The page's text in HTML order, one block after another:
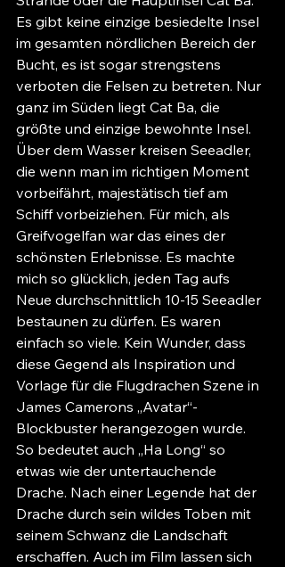
Es gibt keine einzige besiedelte Insel
im gesamten nördlichen Bereich der
Bucht, es ist sogar strengstens
verboten die Felsen zu betreten. Nur
ganz im Süden liegt Cat Ba, die
größte und einzige bewohnte Insel.
Über dem Wasser kreisen Seeadler,
die wenn man im richtigen Moment
vorbeifährt, majestätisch tief am
Schiff vorbeiziehen. Für mich, als
Greifvogelfan war das eines der
schönsten Erlebnisse. Es machte
mich so glücklich, jeden Tag aufs
Neue durchschnittlich 10-15 Seeadler
bestaunen zu dürfen. Es waren
einfach so viele. Kein Wunder, dass
diese Gegend als Inspiration und
Vorlage für die Flugdrachen Szene in
James Camerons „Avatar“-
Blockbuster herangezogen wurde.
So bedeutet auch „Ha Long“ so
etwas wie der untertauchende
Drache. Nach einer Legende hat der
Drache durch sein wildes Toben mit
seinem Schwanz die Landschaft
erschaffen. Auch im Film lassen sich